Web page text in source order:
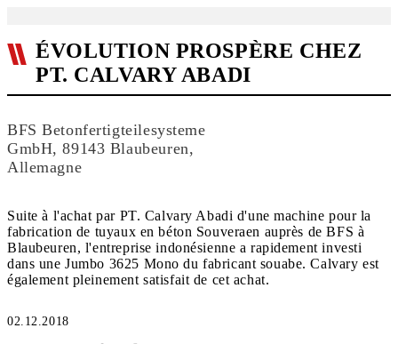
ÉVOLUTION PROSPÈRE CHEZ
PT. CALVARY ABADI
BFS Betonfertigteilesysteme
GmbH, 89143 Blaubeuren,
Allemagne
Suite à l'achat par PT. Calvary Abadi d'une machine pour la
fabrication de tuyaux en béton Souveraen auprès de BFS à
Blaubeuren, l'entreprise indonésienne a rapidement investi
dans une Jumbo 3625 Mono du fabricant souabe. Calvary est
également pleinement satisfait de cet achat.
02.12.2018